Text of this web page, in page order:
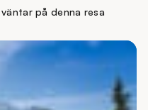
på denna resa